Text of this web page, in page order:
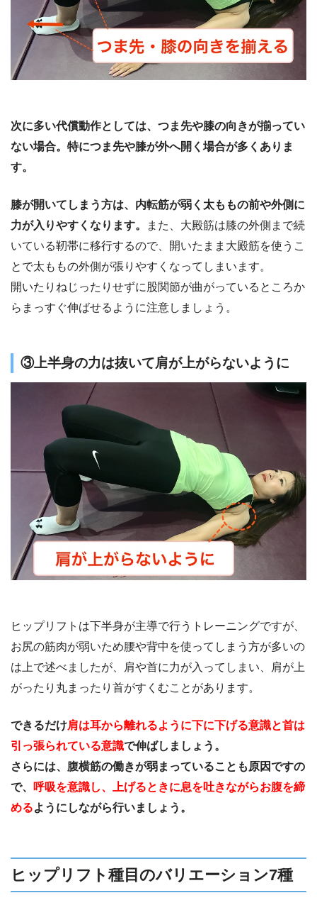
次に多い代償動作としては、つま先や膝の向きが揃ってい
ない場合。特につま先や膝が外へ開く場合が多くありま
す。
膝が開いてしまう方は、内転筋が弱く太ももの前や外側に
力が入りやすくなります。
また、大殿筋は膝の外側まで続
いている靭帯に移行するので、開いたまま大殿筋を使うこ
とで太ももの外側が張りやすくなってしまいます。
開いたりねじったりせずに股関節が曲がっているところか
らまっすぐ伸ばせるように注意しましょう。
③上半身の力は抜いて肩が上がらないように
ヒップリフトは下半身が主導で行うトレーニングですが、
お尻の筋肉が弱いため腰や背中を使ってしまう方が多いの
は上で述べましたが、肩や首に力が入ってしまい、肩が上
がったり丸まったり首がすくむことがあります。
できるだけ肩は耳から離れるように下に下げる意識と首は
引っ張られている意識で伸ばしましょう。
さらには、腹横筋の働きが弱まっていることも原因ですの
で、
呼吸を意識し、上げるときに息を吐きながらお腹を締
めるようにしながら行いましょう。
ヒップリフト種目のバリエーション7種